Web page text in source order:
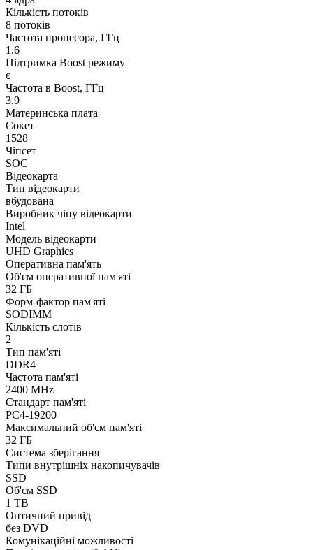
Кількість потоків
8 потоків
Частота процесора, ГГц
1.6
Підтримка Boost режиму
є
Частота в Boost, ГГц
3.9
Материнська плата
Сокет
1528
Чіпсет
SOC
Відеокарта
Тип відеокарти
вбудована
Виробник чіпу відеокарти
Intel
Модель відеокарти
UHD Graphics
Оперативна пам'ять
Об'єм оперативної пам'яті
32 ГБ
Форм-фактор пам'яті
SODIMM
Кількість слотів
2
Тип пам'яті
DDR4
Частота пам'яті
2400 MHz
Стандарт пам'яті
PC4-19200
Максимальний об'єм пам'яті
32 ГБ
Система зберігання
Типи внутрішніх накопичувачів
SSD
Об'єм SSD
1 TB
Оптичний привід
без DVD
Комунікаційні можливості